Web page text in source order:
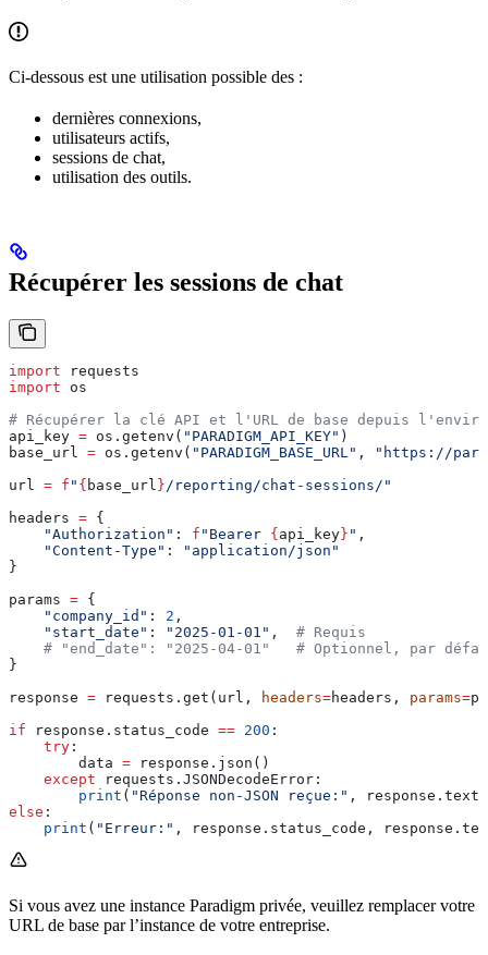
Ci-dessous est une utilisation possible des :
dernières connexions,
utilisateurs actifs,
sessions de chat,
utilisation des outils.
Récupérer les sessions de chat
import requests
import os
# Récupérer la clé API et l'URL de base depuis
api_key = os.getenv( "PARADIGM_API_KEY" )
base_url = os.getenv( "PARADIGM_BASE_URL" ,
"https://
url = f " { base_url } /reporting/chat-sessions/"
headers = {
    "Authorization"
: f "Bearer {api_key} " ,
    "Content-Type"
:
"application/json"
}
params = {
    "company_id"
: 2 ,
    "start_date"
: "2025-01-01" , # Requis
# "end_date": "2025-04-01"   # Optionnel, par
}
response = requests.get(url, headers=headers, params=
if response.status_code == 200 :
    try
:
        data
= response.json()
    except
requests.JSONDecodeError:
        print
( "Réponse non-JSON reçue:" , response.text)
else :
    print
( "Erreur:" , response.status_code,
Si vous avez une instance Paradigm privée, veuillez remplacer votre
URL de base par l’instance de votre entreprise.